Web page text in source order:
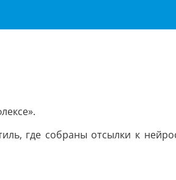
где собраны отсылки к